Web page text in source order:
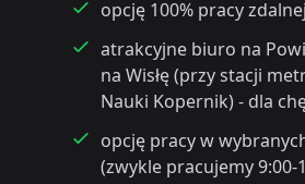
opcję 100% pracy
atrakcyjne biuro na
na Wisłę (przy stacji
Nauki Kopernik) - dla
opcję pracy w
(zwykle pracujemy 9:00-